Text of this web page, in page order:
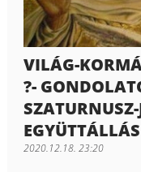
VILÁG-
?-
2020.12.18. 23:20